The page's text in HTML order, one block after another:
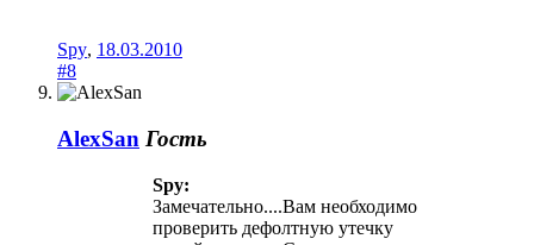
Spy, 18.03.2010
#8
AlexSan Гость
Spy:
Замечательно....Вам необходимо
проверить дефолтную утечку